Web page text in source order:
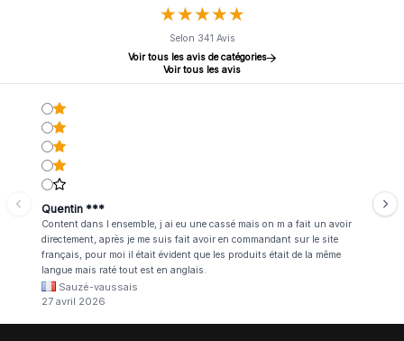
★★★★★
★★★★★
Selon 341 Avis
Voir tous les avis de catégories
Voir tous les avis
Quentin ***
Content dans l ensemble, j ai eu une cassé mais on m a fait un avoir
directement, après je me suis fait avoir en commandant sur le site
français, pour moi il était évident que les produits était de la même
langue mais raté tout est en anglais.
Sauzé-vaussais
27 avril 2026